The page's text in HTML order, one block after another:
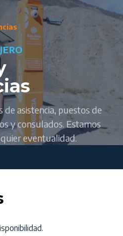
asistencia, puestos de
y consulados. Estamos
eventualidad.